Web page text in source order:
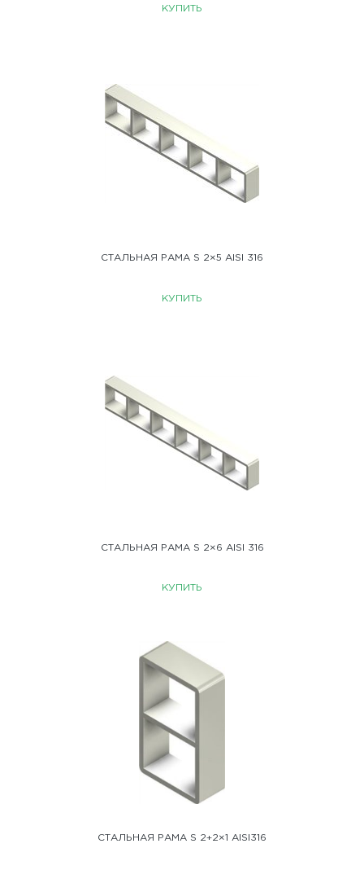
КУПИТЬ
СТАЛЬНАЯ РАМА S 2×5 AISI 316
КУПИТЬ
СТАЛЬНАЯ РАМА S 2×6 AISI 316
КУПИТЬ
СТАЛЬНАЯ РАМА S 2+2×1 AISI316